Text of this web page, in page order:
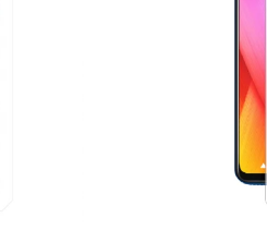
PUTETI